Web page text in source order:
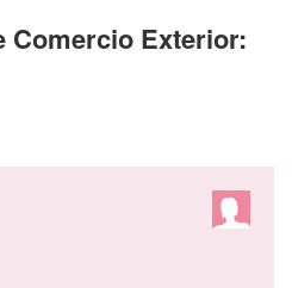
Comercio Exterior: